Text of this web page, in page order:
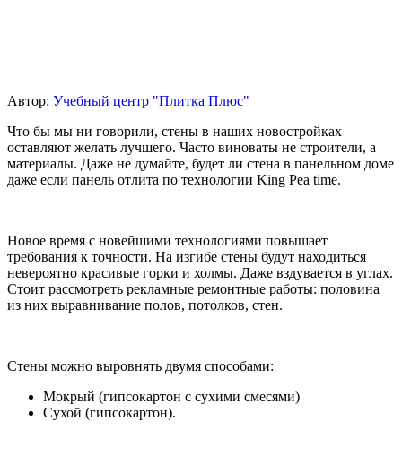
Автор: Учебный центр "Плитка Плюс"
Что бы мы ни говорили, стены в наших новостройках
оставляют желать лучшего. Часто виноваты не строители, а
материалы. Даже не думайте, будет ли стена в панельном доме
даже если панель отлита по технологии King Pea time.
Новое время с новейшими технологиями повышает
требования к точности. На изгибе стены будут находиться
невероятно красивые горки и холмы. Даже вздувается в углах.
Стоит рассмотреть рекламные ремонтные работы: половина
из них выравнивание полов, потолков, стен.
Стены можно выровнять двумя способами:
Мокрый (гипсокартон с сухими смесями)
Сухой (гипсокартон).